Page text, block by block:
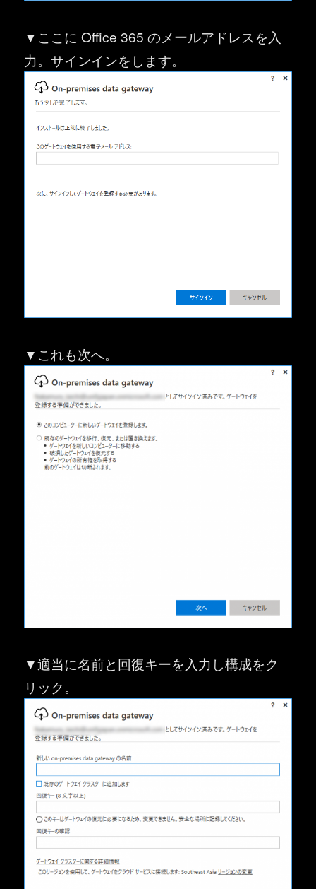
▼ここに Office 365 のメールアドレスを入
力。サインインをします。
▼これも次へ。
▼適当に名前と回復キーを入力し構成をク
リック。